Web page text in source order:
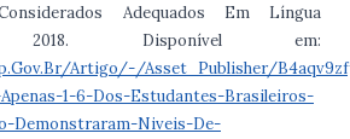
Adequados Em Língua
2018. Disponível em:
Artigo/-/Asset_Publisher/
Apenas-1-6-Dos-Estudantes-Brasileiros-
Demonstraram-Niveis-De-